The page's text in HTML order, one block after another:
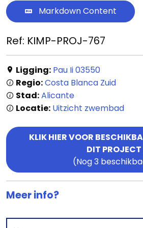
Lopende
projecten
Alle
Panden
Over
ons
Ons
Ons
kantoor
Markdown Content
Ref: KIMP-PROJ-767
Ligging: Pau Ii 03550
Regio:Costa Blanca Zuid
Stad:Alicante
Locatie: Uitzicht zwembad
KLIK HIER VOOR
DIT PROJECT
(Nog 3
Meer info?